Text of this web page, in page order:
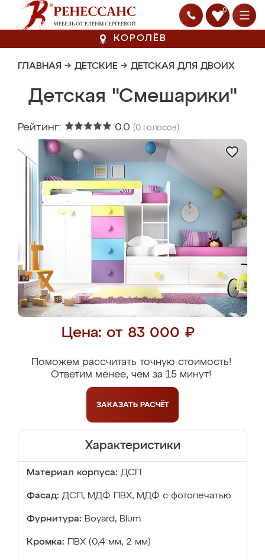
0
КОРОЛЁВ
ГЛАВНАЯ → ДЕТСКИЕ → ДЕТСКАЯ ДЛЯ ДВОИХ
Детская "Смешарики"
Рейтинг: 0.0 (0 голосов)
Цена: от 83 000 ₽
Поможем рассчитать точную стоимость!
Ответим менее, чем за 15 минут!
ЗАКАЗАТЬ РАСЧЁТ
Характеристики
Материал корпуса: ДСП
Фасад: ДСП, МДФ ПВХ, МДФ с фотопечатью
Фурнитура: Boyard, Blum
Кромка: ПВХ (0,4 мм, 2 мм)